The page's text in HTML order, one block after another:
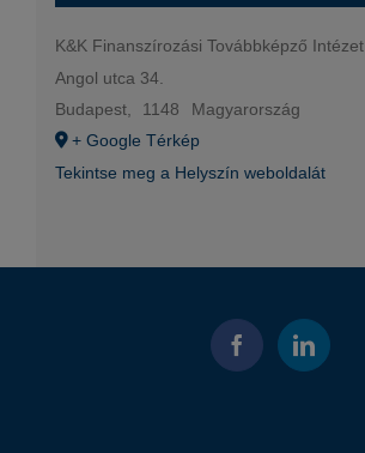
K&K Finanszírozási Továbbképző Intézet
Angol utca 34.
Budapest, 1148
Magyarország
+ Google Térkép
Tekintse meg a Helyszín weboldalát